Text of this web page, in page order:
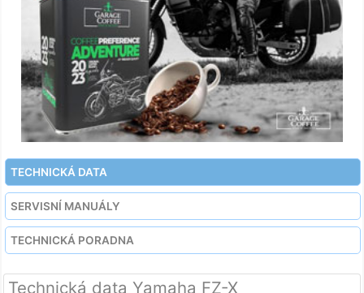
TECHNICKÁ DATA
SERVISNÍ MANUÁLY
TECHNICKÁ PORADNA
Technická data Yamaha FZ-X